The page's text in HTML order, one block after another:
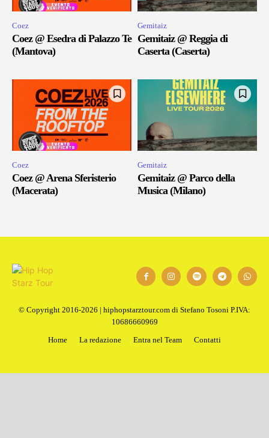
Coez
Coez @ Esedra di Palazzo Te
(Mantova)
Gemitaiz
Gemitaiz @ Reggia di
Caserta (Caserta)
Coez
Coez @ Arena Sferisterio
(Macerata)
Gemitaiz
Gemitaiz @ Parco della
Musica (Milano)
© Copyright 2016-2026 | hiphopstarztour.com di Stefano Tosoni P.IVA:
10686660969
Home
La redazione Entra nel Team Contatti